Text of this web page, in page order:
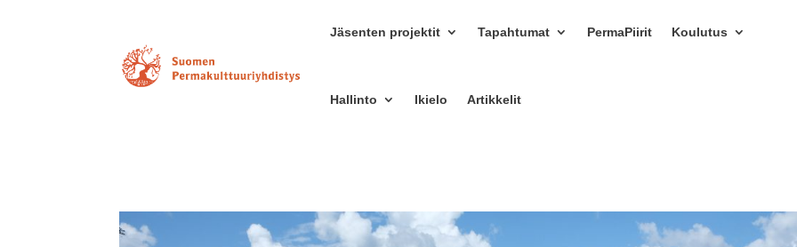
Jäsenten projektit Tapahtumat PermaPiirit Koulutus
Hallinto Ikielo Artikkelit